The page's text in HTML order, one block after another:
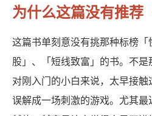
为什么这篇没有推荐
这篇书单刻意没有挑那种标榜
股」、「短线致富」的书。不
对刚入门的小白来说，太早接
误解成一场刺激的游戏。尤其